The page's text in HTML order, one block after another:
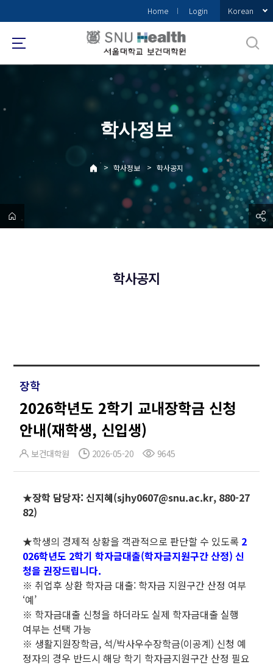
로
메
Home Login Korean
학사정보
> 학사정보 > 학사공지
학사공지
장학
2026학년도 2학기 교내장학금 신청
안내(재학생, 신입생)
보건대학원 2026-05-20 9645
★장학 담당자: 신지혜(sjhy0607@snu.ac.kr, 880-27
82)
★학생의 경제적 상황을 객관적으로 판단할 수 있도록 2
026학년도 2학기 학자금대출(학자금지원구간 산정) 신
청을 권장드립니다.
※ 취업후 상환 학자금 대출: 학자금 지원구간 산정 여부
‘예’
※ 학자금대출 신청을 하더라도 실제 학자금대출 실행
여부는 선택 가능
※ 생활지원장학금, 석/박사우수장학금(이공계) 신청 예
정자의 경우 반드시 해당 학기 학자금지원구간 산정 필요